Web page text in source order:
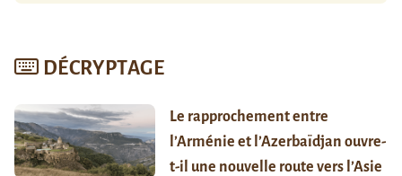
DÉCRYPTAGE
Le rapprochement entre
l’Arménie et l’Azerbaïdjan ouvre-
t-il une nouvelle route vers l’Asie